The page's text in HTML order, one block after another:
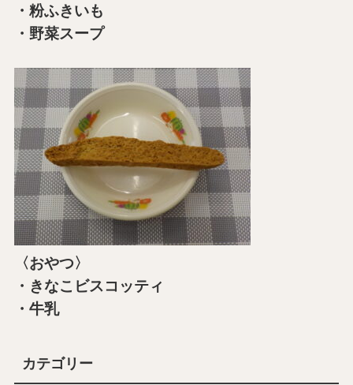
・粉ふきいも
・野菜スープ
〈おやつ〉
・きなこビスコッティ
・牛乳
カテゴリー